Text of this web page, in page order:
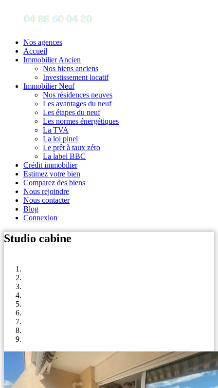
Nos agences
Accueil
Immobilier Ancien
Nos biens anciens
Investissement locatif
Immobilier Neuf
Nos résidences neuves
Les avantages du neuf
Les étapes du neuf
Les normes énergétiques
La TVA
La loi pinel
Le prêt à taux zéro
La label BBC
Crédit immobilier
Estimez votre bien
Comparez des biens
Nous rejoindre
Nous contacter
Blog
Connexion
Studio cabine